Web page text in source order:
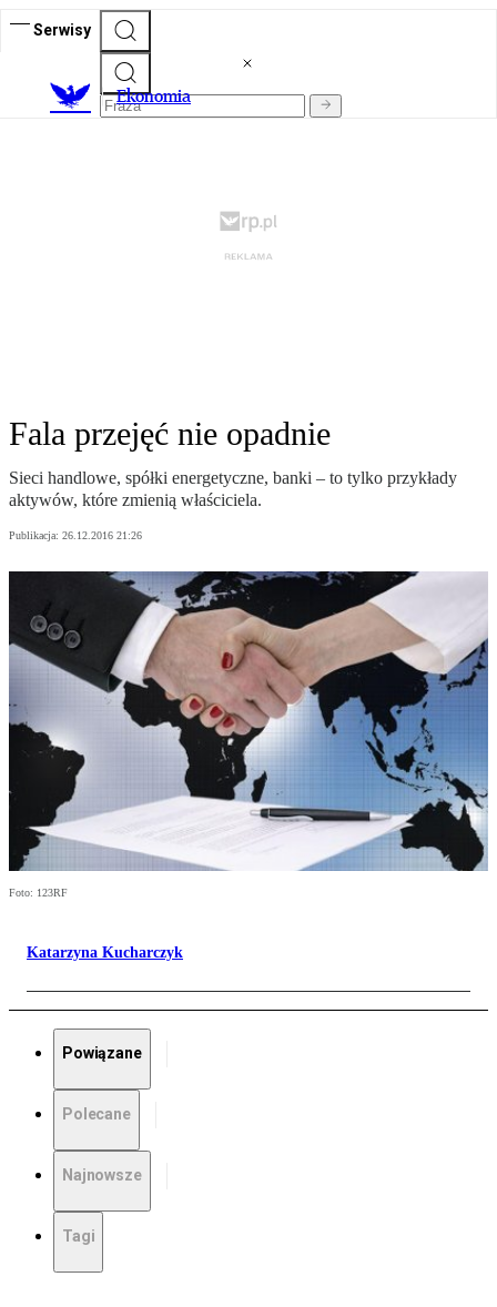
Serwisy
Ekonomia
Fala przejęć nie opadnie
Sieci handlowe, spółki energetyczne, banki – to tylko przykłady
aktywów, które zmienią właściciela.
Publikacja: 26.12.2016 21:26
Foto: 123RF
Katarzyna Kucharczyk
Powiązane
Polecane
Najnowsze
Tagi